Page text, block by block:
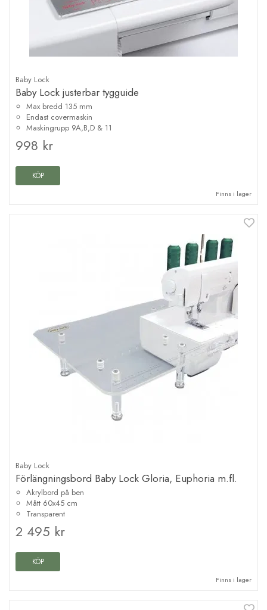
Baby Lock
Baby Lock justerbar tygguide
Max bredd 135 mm
Endast covermaskin
Maskingrupp 9A,B,D & 11
998 kr
KÖP
Finns i lager
Baby Lock
Förlängningsbord Baby Lock Gloria, Euphoria m.fl.
Akrylbord på ben
Mått 60x45 cm
Transparent
2 495 kr
KÖP
Finns i lager